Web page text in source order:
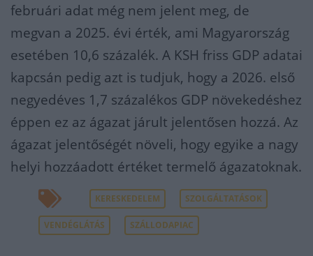
februári adat még nem jelent meg, de
megvan a 2025. évi érték, ami Magyarország
esetében 10,6 százalék. A KSH friss GDP adatai
kapcsán pedig azt is tudjuk, hogy a 2026. első
negyedéves 1,7 százalékos GDP növekedéshez
éppen ez az ágazat járult jelentősen hozzá. Az
ágazat jelentőségét növeli, hogy egyike a nagy
helyi hozzáadott értéket termelő ágazatoknak.
KERESKEDELEM SZOLGÁLTATÁSOK
VENDÉGLÁTÁS SZÁLLODAPIAC